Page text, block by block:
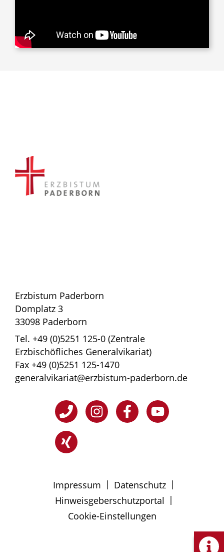
Erzbistum Paderborn
Domplatz 3
33098 Paderborn
Tel. +49 (0)5251 125-0 (Zentrale
Erzbischöfliches Generalvikariat)
Fax +49 (0)5251 125-1470
generalvikariat@erzbistum-paderborn.de
Impressum | Datenschutz |
Hinweisgeberschutzportal |
Cookie-Einstellungen